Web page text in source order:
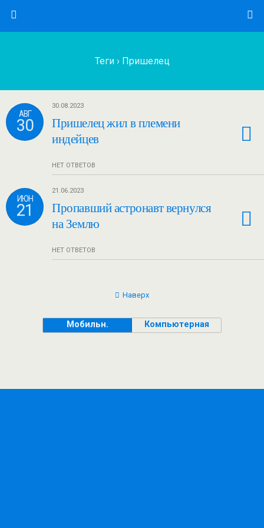
Теги › Пришелец
АВГ
30
30.08.2023
Пришелец жил в племени
индейцев
НЕТ ОТВЕТОВ
ИЮН
21
21.06.2023
Пропавший астронавт вернулся
на Землю
НЕТ ОТВЕТОВ
Наверх
Мобильн. Компьютерная